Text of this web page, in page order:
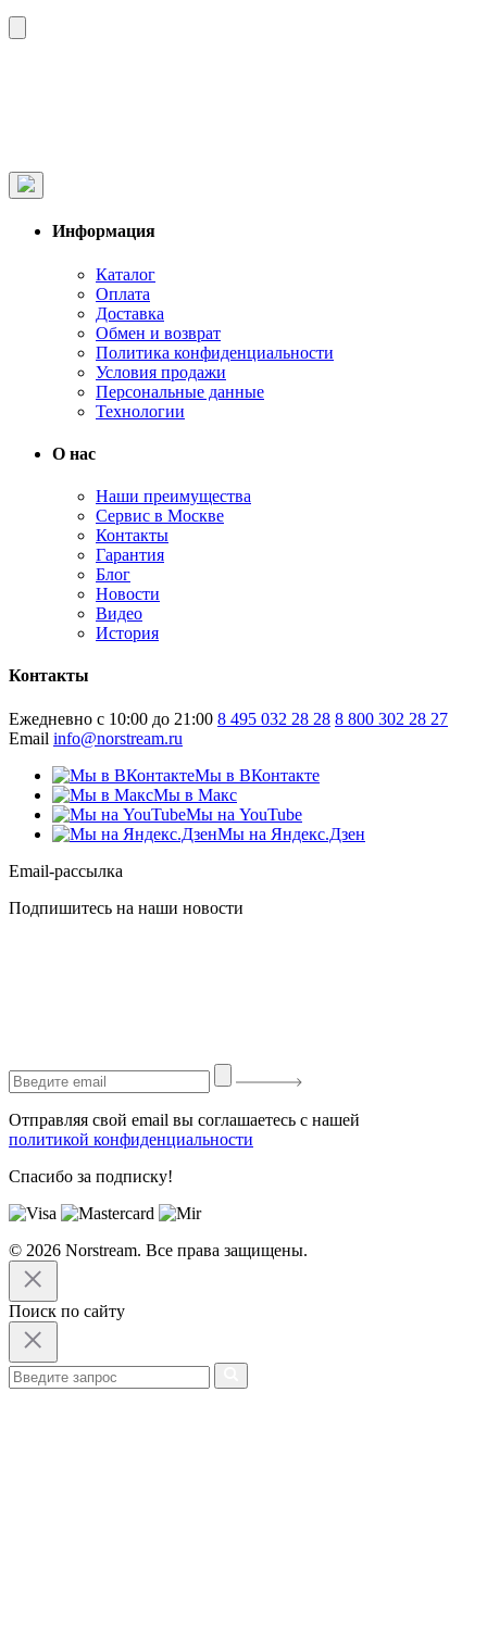
Информация
Каталог
Оплата
Доставка
Обмен и возврат
Политика конфиденциальности
Условия продажи
Персональные данные
Технологии
О нас
Наши преимущества
Сервис в Москве
Контакты
Гарантия
Блог
Новости
Видео
История
Контакты
Ежедневно с 10:00 до 21:00 8 495 032 28 28 8 800 302 28 27
Email info@norstream.ru
Мы в ВКонтакте
Мы в Макс
Мы на YouTube
Мы на Яндекс.Дзен
Email-рассылка
Подпишитесь на наши новости
Отправляя свой email вы соглашаетесь с нашей
политикой конфиденциальности
Спасибо за подписку!
© 2026 Norstream. Все права защищены.
Поиск по сайту